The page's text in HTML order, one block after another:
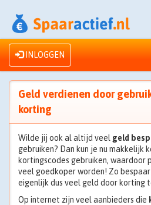
INLOGGEN
Geld verdienen door
korting
Wilde jij ook al altijd veel geld
gebruiken? Dan kun je nu makkelijk
kortingscodes gebruiken, waardoor
veel goedkoper worden! Zo
eigenlijk dus veel geld door korting
Op internet zijn veel aanbieders die